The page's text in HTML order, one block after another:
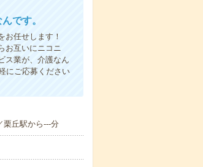
です。
お任せします！
お互いにニコニ
ス業が、介護なん
にご応募ください
栗丘駅から---分